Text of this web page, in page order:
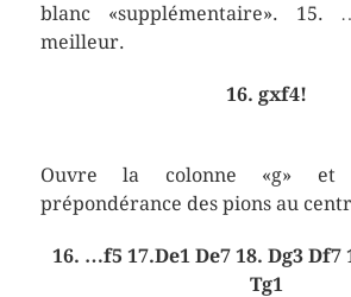
blanc «supplémentaire».
meilleur.
16. gxf4!
Ouvre la colonne «g» et
prépondérance des pions au
16. …f5 17.De1 De7 18. Dg3 Df7
Tg1